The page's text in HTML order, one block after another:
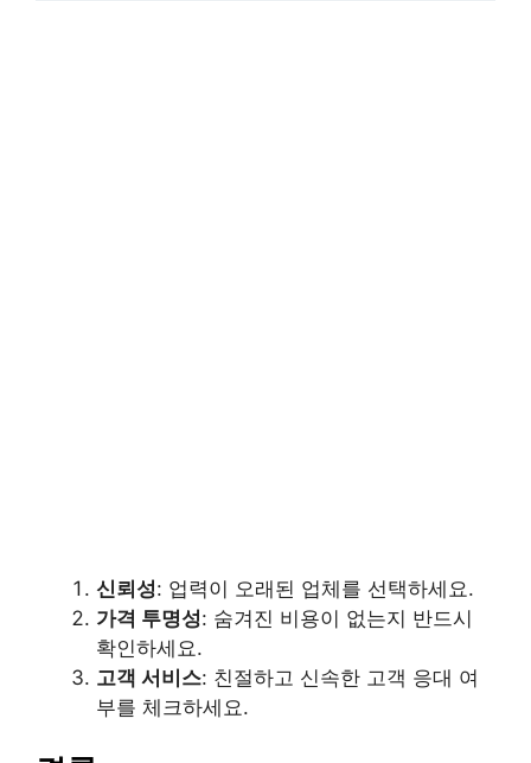
신뢰성: 업력이 오래된 업체를 선택하세요.
가격 투명성: 숨겨진 비용이 없는지 반드시
확인하세요.
고객 서비스: 친절하고 신속한 고객 응대 여
부를 체크하세요.